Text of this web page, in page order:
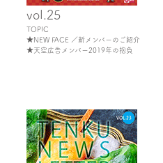
vol.25
TOPIC
★NEW FACE ／新メンバーのご紹介
★天空広告メンバー2019年の抱負